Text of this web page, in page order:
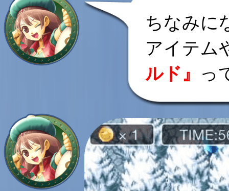
ちなみに
アイテム
ルド』
っ